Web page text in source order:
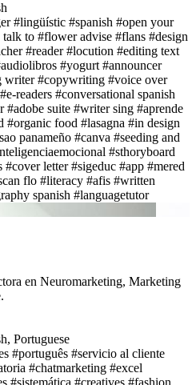
#lingüístic #spanish #open your
talk to #flower advise #flans #design
#reader #locution #editing text
#yogurt #announcer
writer #copywriting #voice over
#e-readers #conversational spanish
#adobe suite #writer sing #aprende
#organic food #lasagna #in design
panameño #canva #seeding and
#sthoryboard
#cover letter #sigeduc #app #mered
flo #literacy #afis #written
spanish #languagetutor
en Neuromarketing, Marketing
Portuguese
#português #servicio al cliente
#chatmarketing #excel
#sistemática #creatives #fashion